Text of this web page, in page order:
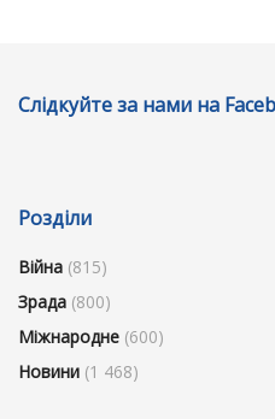
Слідкуйте за нами на
Розділи
Війна (815)
Зрада (800)
Міжнародне (600)
Новини (1 468)